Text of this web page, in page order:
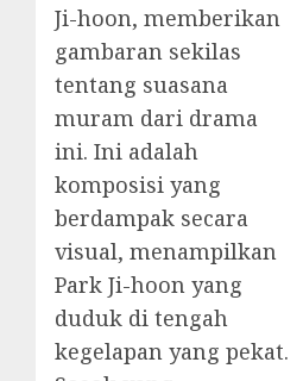
Ji-hoon, memberikan
gambaran sekilas
tentang suasana
muram dari drama
ini. Ini adalah
komposisi yang
berdampak secara
visual, menampilkan
Park Ji-hoon yang
duduk di tengah
kegelapan yang pekat.